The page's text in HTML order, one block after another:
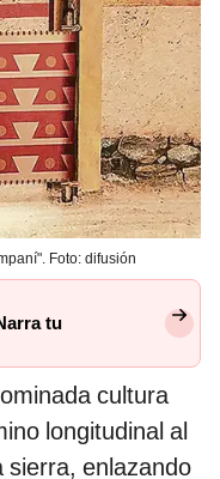
Foto: difusión
tu
cultura
longitudinal al
sierra, enlazando